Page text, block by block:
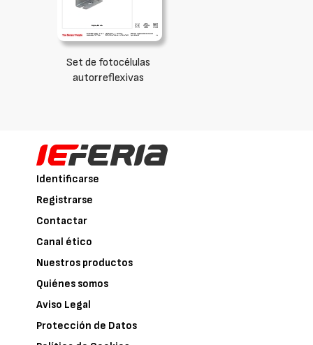
Set de fotocélulas
autorreflexivas
Identificarse
Registrarse
Contactar
Canal ético
Nuestros productos
Quiénes somos
Aviso Legal
Protección de Datos